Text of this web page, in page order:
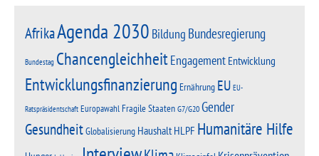
AfrikaAgenda 2030 Bildung Bundesregierung
Bundestag ChancengleichheitEngagement Entwicklung
Entwicklungsfinanzierung Ernährung EU EU-
Ratspräsidentschaft EuropawahlFragile StaatenG7/G20Gender
GesundheitGlobalisierung HaushaltHLPF Humanitäre Hilfe